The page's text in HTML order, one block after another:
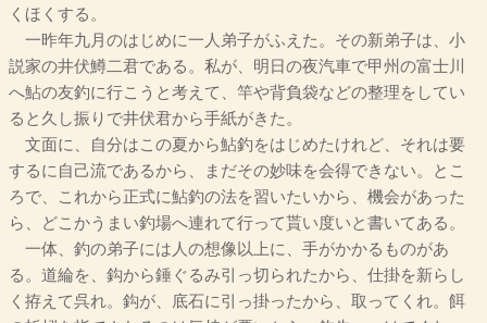
くほくする。
一昨年九月のはじめに一人弟子がふえた。その新弟子は、小
説家の井伏鱒二君である。私が、明日の夜汽車で甲州の富士川
へ鮎の友釣に行こうと考えて、竿や背負袋などの整理をしてい
ると久し振りで井伏君から手紙がきた。
文面に、自分はこの夏から鮎釣をはじめたけれど、それは要
するに自己流であるから、まだその妙味を会得できない。とこ
ろで、これから正式に鮎釣の法を習いたいから、機会があった
ら、どこかうまい釣場へ連れて行って貰い度いと書いてある。
一体、釣の弟子には人の想像以上に、手がかかるものがあ
る。道綸を、鈎から錘ぐるみ引っ切られたから、仕掛を新らし
く拵えて呉れ。鈎が、底石に引っ掛ったから、取ってくれ。餌